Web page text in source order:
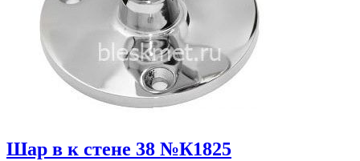
Шар в к стене 38 №К1825